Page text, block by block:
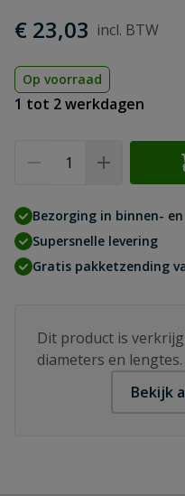
€ 23,03
Op voorraad
1 tot 2 werkdagen
Bezorging in binnen-
Supersnelle levering
Gratis pakketzending
Dit product is
diameters en lengtes.
Bekijk